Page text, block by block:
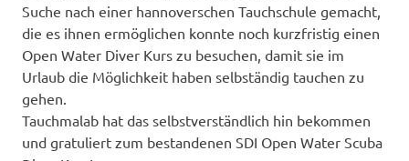
Suche nach einer hannoverschen Tauchschule gemacht,
die es ihnen ermöglichen konnte noch kurzfristig einen
Open Water Diver Kurs zu besuchen, damit sie im
Urlaub die Möglichkeit haben selbständig tauchen zu
gehen.
Tauchmalab hat das selbstverständlich hin bekommen
und gratuliert zum bestandenen SDI Open Water Scuba